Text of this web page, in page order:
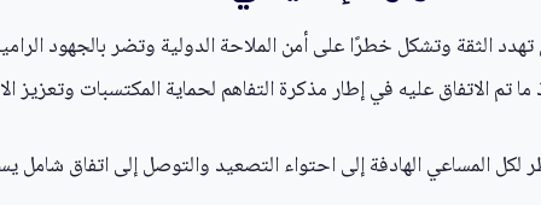
الثقة وتشكل خطرًا على أمن الملاحة الدولية وتضر بالجهود
تم الاتفاق عليه في إطار مذكرة التفاهم لحماية المكتسبات وتعزيز
المساعي الهادفة إلى احتواء التصعيد والتوصل إلى اتفاق